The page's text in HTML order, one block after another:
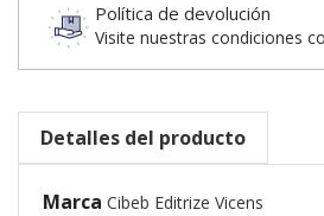
Política de devolución
Visite nuestras condiciones
Detalles del producto
Marca Cibeb Editrize Vicens